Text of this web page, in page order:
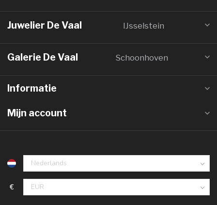
Juwelier De Vaal IJsselstein
Galerie De Vaal Schoonhoven
Informatie
Mijn account
€